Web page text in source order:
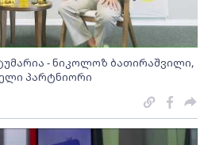
- ნიკოლოზ ბათირაშვილი,
პარტნიორი